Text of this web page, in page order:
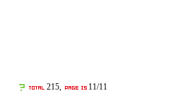
215, 11/11